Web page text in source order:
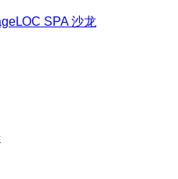
SPA 沙龙